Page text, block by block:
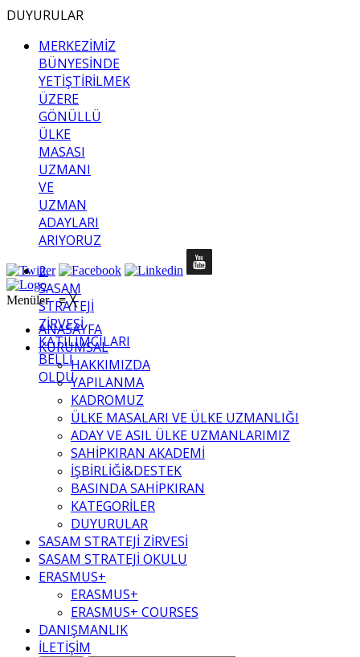
DUYURULAR
MERKEZİMİZ
BÜNYESİNDE
YETİŞTİRİLMEK
ÜZERE
GÖNÜLLÜ
ÜLKE
MASASI
UZMANI
VE
UZMAN
ADAYLARI
ARIYORUZ
2.
SASAM
STRATEJİ
ZİRVESİ
KATILIMCILARI
BELLİ
OLDU
Menüler≡ ╳
ANASAYFA
KURUMSAL
HAKKIMIZDA
YAPILANMA
KADROMUZ
ÜLKE MASALARI VE ÜLKE UZMANLIĞI
ADAY VE ASIL ÜLKE UZMANLARIMIZ
SAHİPKIRAN AKADEMİ
İŞBİRLİĞİ&DESTEK
BASINDA SAHİPKIRAN
KATEGORİLER
DUYURULAR
SASAM STRATEJİ ZİRVESİ
SASAM STRATEJİ OKULU
ERASMUS+
ERASMUS+
ERASMUS+ COURSES
DANIŞMANLIK
İLETİŞİM